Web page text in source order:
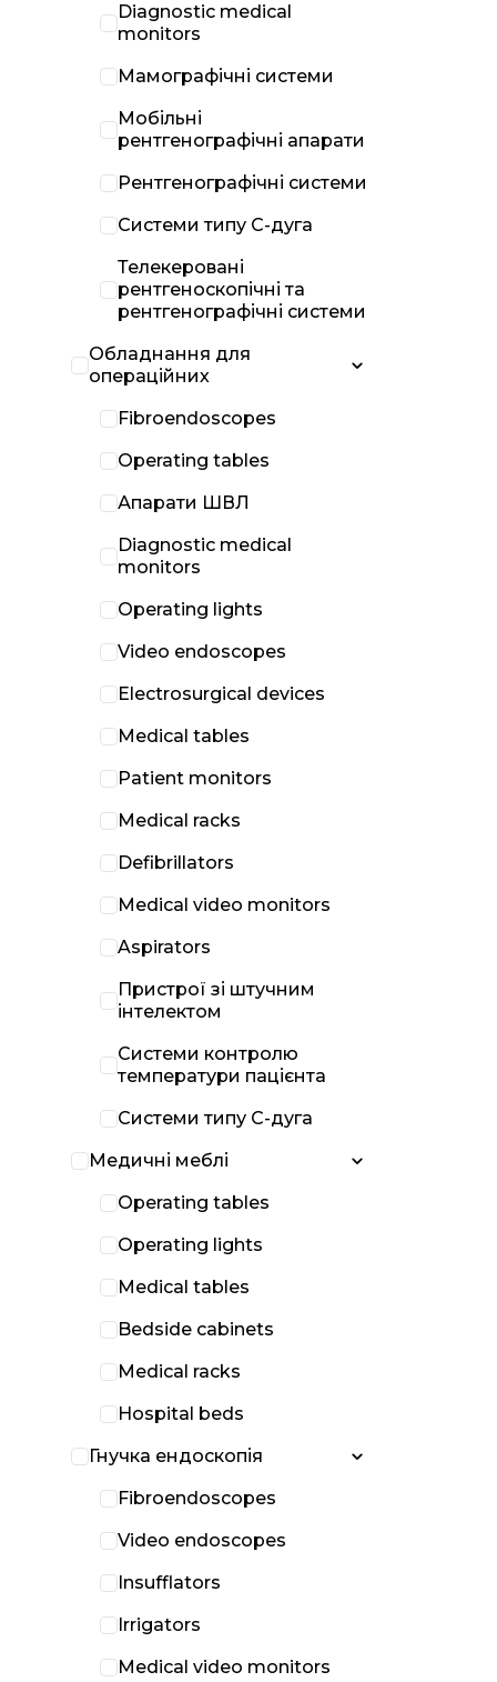
Diagnostic medical
monitors
Мамографічні системи
Мобільні
рентгенографічні апарати
Рентгенографічні системи
Системи типу С-дуга
Телекеровані
рентгеноскопічні та
рентгенографічні системи
Обладнання для
операційних
Fibroendoscopes
Operating tables
Апарати ШВЛ
Diagnostic medical
monitors
Operating lights
Video endoscopes
Electrosurgical devices
Medical tables
Patient monitors
Medical racks
Defibrillators
Medical video monitors
Aspirators
Пристрої зі штучним
інтелектом
Системи контролю
температури пацієнта
Системи типу С-дуга
Медичні меблі
Operating tables
Operating lights
Medical tables
Bedside cabinets
Medical racks
Hospital beds
Гнучка ендоскопія
Fibroendoscopes
Video endoscopes
Insufflators
Irrigators
Medical video monitors